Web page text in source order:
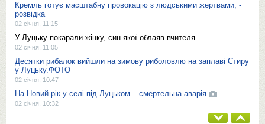
Кремль готує масштабну провокацію з людськими жертвами, -
розвідка
02 січня, 11:15
У Луцьку покарали жінку, син якої облаяв вчителя
02 січня, 11:05
Десятки рибалок вийшли на зимову риболовлю на заплаві Стиру
у Луцьку.ФОТО
02 січня, 10:47
На Новий рік у селі під Луцьком – смертельна аварія
02 січня, 10:32